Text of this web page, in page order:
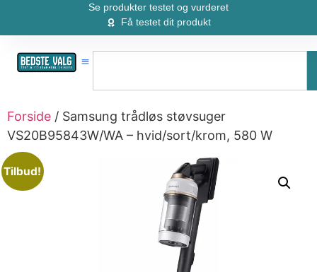
Se produkter testet og vurderet
Få testet dit produkt
Forside / Samsung trådløs støvsuger
VS20B95843W/WA – hvid/sort/krom, 580 W
Tilbud!